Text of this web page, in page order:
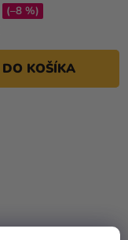
(–8 %)
DO KOŠÍKA